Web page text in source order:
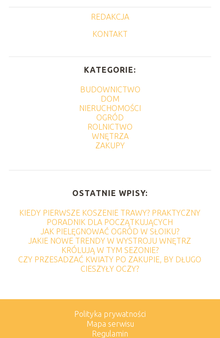
REDAKCJA
KONTAKT
KATEGORIE:
BUDOWNICTWO
DOM
NIERUCHOMOŚCI
OGRÓD
ROLNICTWO
WNĘTRZA
ZAKUPY
OSTATNIE WPISY:
KIEDY PIERWSZE KOSZENIE TRAWY? PRAKTYCZNY
PORADNIK DLA POCZĄTKUJĄCYCH
JAK PIELĘGNOWAĆ OGRÓD W SŁOIKU?
JAKIE NOWE TRENDY W WYSTROJU WNĘTRZ
KRÓLUJĄ W TYM SEZONIE?
CZY PRZESADZAĆ KWIATY PO ZAKUPIE, BY DŁUGO
CIESZYŁY OCZY?
Polityka prywatności
Mapa serwisu
Regulamin